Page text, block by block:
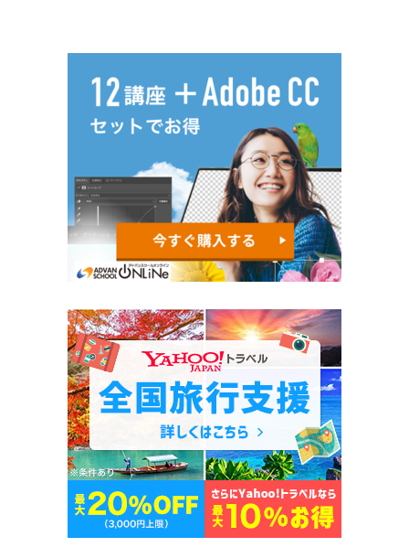
ること間違い無いですよ！